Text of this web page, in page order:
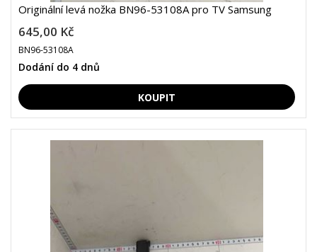
Originální levá nožka BN96-53108A pro TV Samsung
645,00 Kč
BN96-53108A
Dodání do 4 dnů